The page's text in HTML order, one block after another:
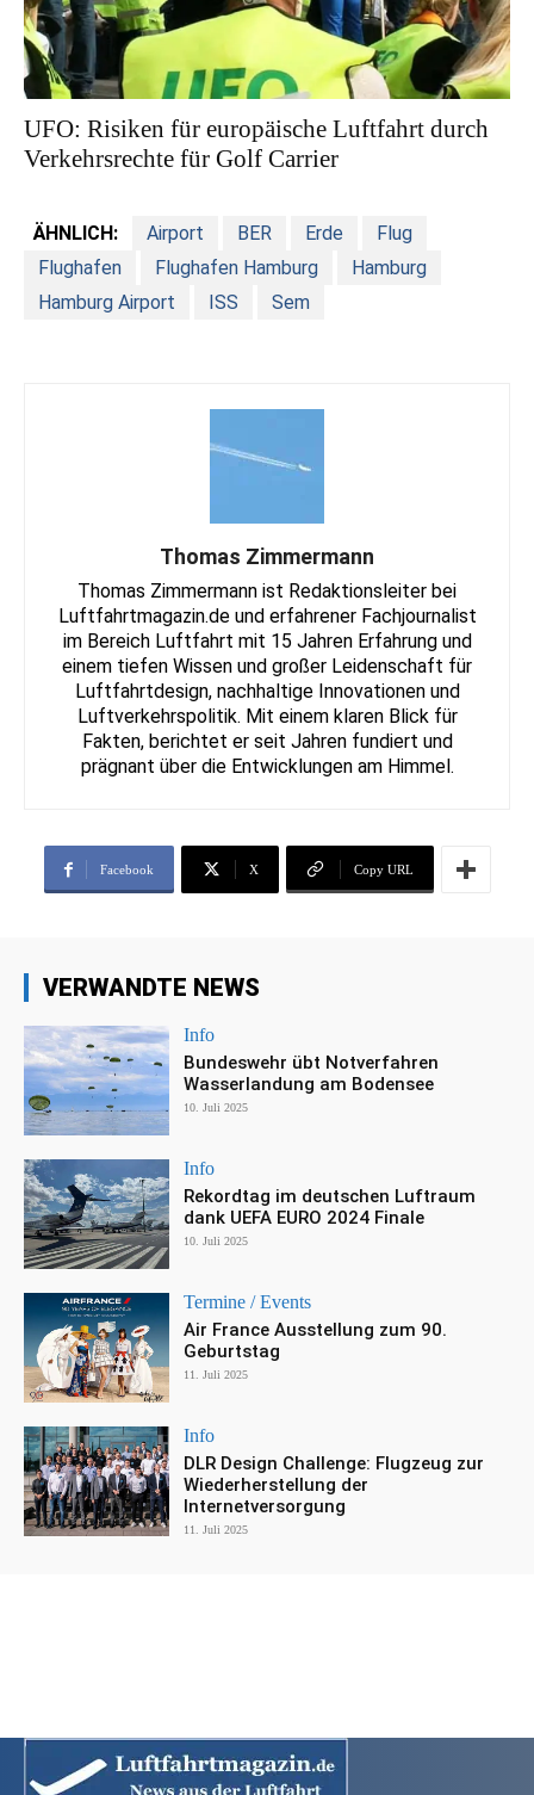
UFO: Risiken für europäische Luftfahrt durch
Verkehrsrechte für Golf Carrier
ÄHNLICH: Airport BER Erde
Flug
Flughafen
Flughafen Hamburg
Hamburg
Hamburg Airport
ISS Sem
Thomas Zimmermann
Thomas Zimmermann ist Redaktionsleiter bei
Luftfahrtmagazin.de und erfahrener Fachjournalist
im Bereich Luftfahrt mit 15 Jahren Erfahrung und
einem tiefen Wissen und großer Leidenschaft für
Luftfahrtdesign, nachhaltige Innovationen und
Luftverkehrspolitik. Mit einem klaren Blick für
Fakten, berichtet er seit Jahren fundiert und
prägnant über die Entwicklungen am Himmel.
Facebook X Copy URL
VERWANDTE NEWS
Info
Bundeswehr übt Notverfahren
Wasserlandung am Bodensee
10. Juli 2025
Info
Rekordtag im deutschen Luftraum
dank UEFA EURO 2024 Finale
10. Juli 2025
Termine / Events
Air France Ausstellung zum 90.
Geburtstag
11. Juli 2025
Info
DLR Design Challenge: Flugzeug zur
Wiederherstellung der
Internetversorgung
11. Juli 2025